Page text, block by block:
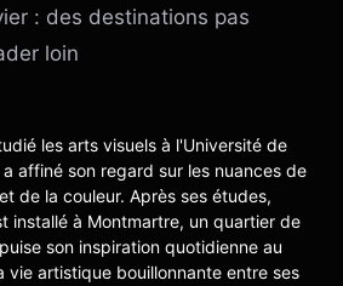
: des destinations pas
loin
les arts visuels à l'Université de
a affiné son regard sur les nuances de
de la couleur. Après ses études,
installé à Montmartre, un quartier de
son inspiration quotidienne au
artistique bouillonnante entre ses